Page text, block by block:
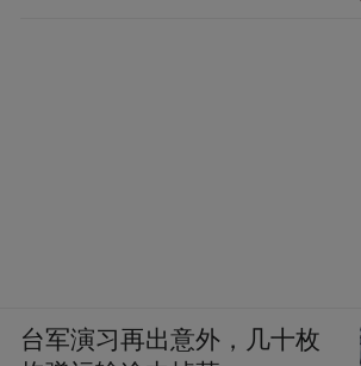
台军演习再出意外，几十枚